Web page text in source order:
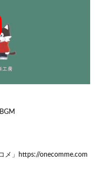
メ」https://onecomme.com